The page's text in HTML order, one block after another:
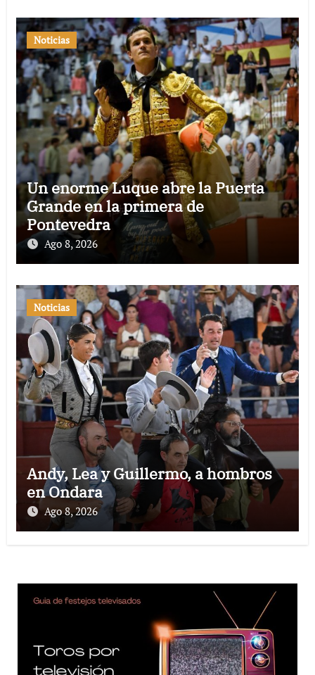
Noticias
Un enorme Luque abre la Puerta
Grande en la primera de
Pontevedra
Ago 8, 2026
Noticias
Andy, Lea y Guillermo, a hombros
en Ondara
Ago 8, 2026